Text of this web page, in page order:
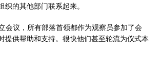
织的其他部门联系起来。
会议，所有部落首领都作为观察员参加了会
提供帮助和支持。很快他们甚至轮流为仪式本